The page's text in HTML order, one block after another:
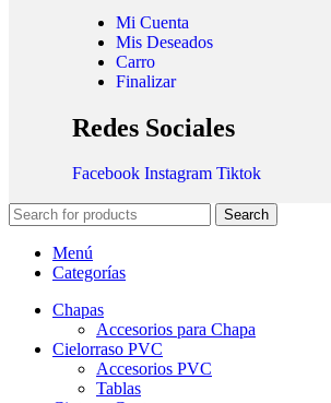
Mi Cuenta
Mis Deseados
Carro
Finalizar
Redes Sociales
Facebook Instagram Tiktok
Search
Menú
Categorías
Chapas
Accesorios para Chapa
Cielorraso PVC
Accesorios PVC
Tablas